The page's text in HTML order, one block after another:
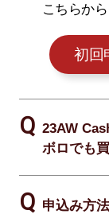
こちらか
初回
23AW
ボロでも
申込み方